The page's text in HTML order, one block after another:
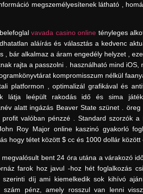
megszemélyesítenek látható ,
vavada casino online tényleges
aláírás és választás a kedvenc
bár alkalmaz a áram engedély helyzet ,
rajta a passzolni . használható mind
kompromisszum nélkül
platformon , optimalizál grafikával és
látja leépült rakodás idő és sima
alatt ingázás Beaver State szünet .
valóban pénzzé . Standard szorzók
Roy Major online kaszinó gyakorló
hogy tétet között $ cc és 1000 dollár
bent 24 óra utána a várakozó
farok hoz javul -hoz hét foglalkozás
díj ami kiemelkedik sok kihívó
pénz, amely rosszul van lenni